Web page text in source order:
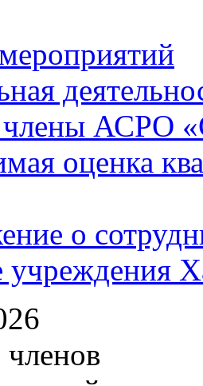
члены АСРО
оценка
о
членов